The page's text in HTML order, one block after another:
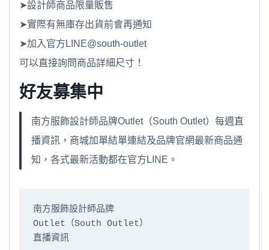
➤設計師商品限量販售
➤實際有無庫存出貨前會再通知
➤加入官方LINE@south-outlet
可以直接詢問商品詳細尺寸！
好友募集中
南方服飾設計師品牌Outlet（South Outlet）每週直
播資訊，商城加單結單連結及品牌官網最新商品通
知，各式最新活動都在官方LINE。
南方服飾設計師品牌
Outlet（South Outlet）
直播資訊